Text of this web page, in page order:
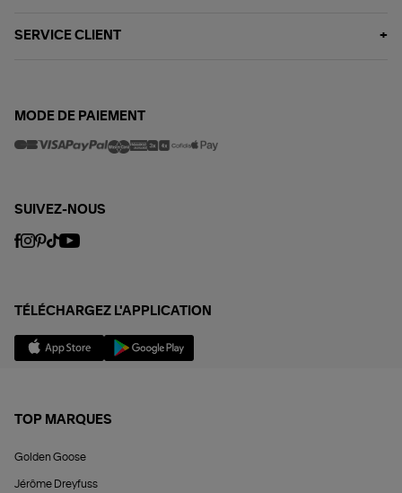
SERVICE CLIENT
MODE DE PAIEMENT
SUIVEZ-NOUS
TÉLÉCHARGEZ L'APPLICATION
TOP MARQUES
Golden Goose
Jérôme Dreyfuss